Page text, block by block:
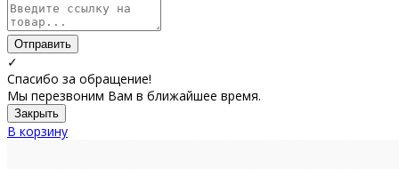
Отправить
✓
Спасибо за обращение!
Мы перезвоним Вам в ближайшее время.
Закрыть
В корзину